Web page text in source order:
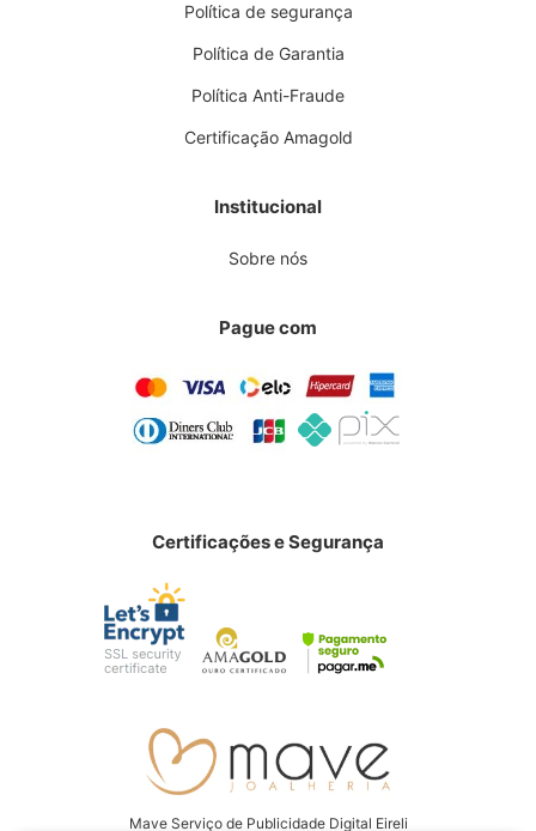
Política de segurança
Política de Garantia
Política Anti-Fraude
Certificação Amagold
Institucional
Sobre nós
Pague com
Certificações e Segurança
Mave Serviço de Publicidade Digital Eireli